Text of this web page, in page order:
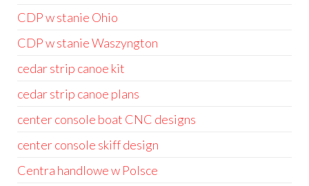
CDP w stanie Ohio
CDP w stanie Waszyngton
cedar strip canoe kit
cedar strip canoe plans
center console boat CNC designs
center console skiff design
Centra handlowe w Polsce